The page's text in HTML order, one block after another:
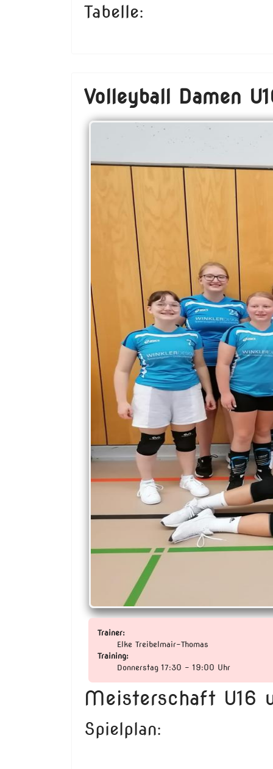
Tabelle:
Volleyball Damen
Trainer:
Elke Treibelmair-Thomas
Training:
Donnerstag 17:30 - 19:00 Uhr
Meisterschaft U16
Spielplan: